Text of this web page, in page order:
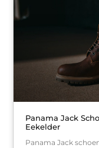
Panama Jack
Eekelder
Panama Jack